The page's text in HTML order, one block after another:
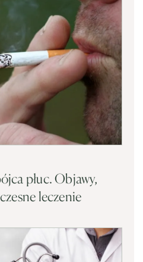
płuc. Objawy,
leczenie